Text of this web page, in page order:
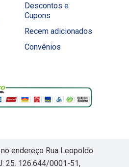
Descontos e
Cupons
Recem adicionados
Convênios
endereço Rua Leopoldo
25. 126.644/0001-51,